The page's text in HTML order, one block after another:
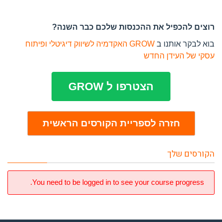
רוצים להכפיל את ההכנסות שלכם כבר השנה?
בוא לבקר אותנו ב
GROW האקדמיה לשיווק דיגיטלי ופיתוח
עסקי של העידן החדש
הצטרפו ל GROW
חזרה לספריית הקורסים הראשית
הקורסים שלך
You need to be logged in to see your course progress.